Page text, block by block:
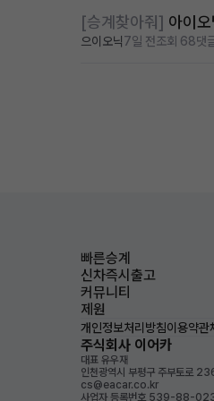
[승계찾아줘] 아이
으이오닉7일 전조회 68댓
빠른승계
신차즉시출고
커뮤니티
제원
개인정보처리방침이용약관
주식회사 이어카
대표 유우재
인천광역시 부평구 주부토로
cs@eacar.co.kr
사업자 등록번호 539-88-